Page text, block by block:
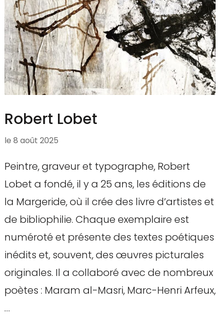
Robert Lobet
le 8 août 2025
Peintre, graveur et typographe, Robert
Lobet a fondé, il y a 25 ans, les éditions de
la Margeride, où il crée des livre d’artistes et
de bibliophilie. Chaque exemplaire est
numéroté et présente des textes poétiques
inédits et, souvent, des œuvres picturales
originales. Il a collaboré avec de nombreux
poètes : Maram al-Masri, Marc-Henri Arfeux,
…